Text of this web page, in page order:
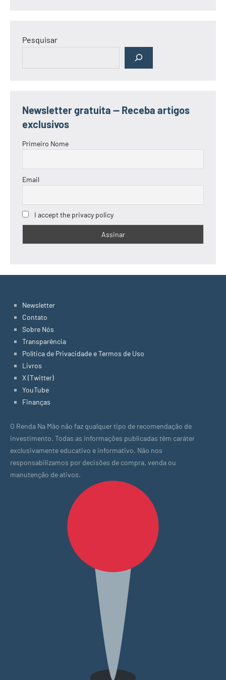
Pesquisar
Newsletter gratuita — Receba artigos
exclusivos
Primeiro Nome
Email
I accept the privacy policy
Newsletter
Contato
Sobre Nós
Transparência
Política de Privacidade e Termos de Uso
Livros
X (Twitter)
YouTube
Finanças
O Renda Na Mão não faz qualquer tipo de recomendação de
investimento. Todas as informações publicadas têm caráter
exclusivamente educativo e informativo. Não nos
responsabilizamos por decisões de compra, venda ou
manutenção de ativos.